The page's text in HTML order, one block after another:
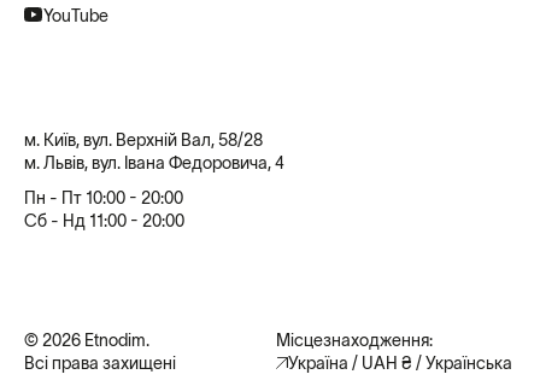
YouTube
м. Київ, вул. Верхній Вал, 58/28
м. Львів, вул. Івана Федоровича, 4
Пн - Пт 10:00 - 20:00
Сб - Нд 11:00 - 20:00
© 2026 Etnodim.
Всі права захищені
Місцезнаходження:
Україна / UAH ₴ / Українська